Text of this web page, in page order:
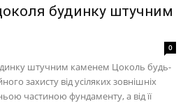
будинку штучним
0
штучним каменем Цоколь будь-
захисту від усіляких зовнішніх
частиною фундаменту, а від її